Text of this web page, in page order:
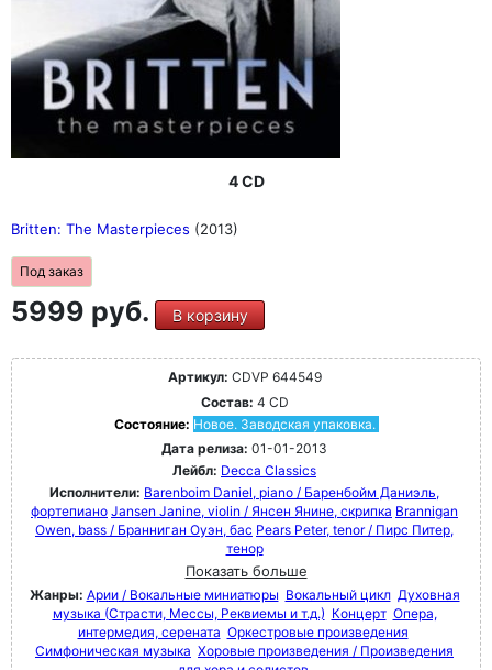
4 CD
Britten: The Masterpieces (2013)
Под заказ
5999 руб. В корзину
Артикул: CDVP 644549
Состав: 4 CD
Состояние: Новое. Заводская упаковка.
Дата релиза: 01-01-2013
Лейбл: Decca Classics
Исполнители: Barenboim Daniel, piano / Баренбойм Даниэль,
фортепиано Jansen Janine, violin / Янсен Янине, скрипка Brannigan
Owen, bass / Бранниган Оуэн, бас Pears Peter, tenor / Пирс Питер,
тенор
Показать больше
Жанры: Арии / Вокальные миниатюры Вокальный цикл Духовная
музыка (Страсти, Мессы, Реквиемы и т.д.) Концерт Опера,
интермедия, серената Оркестровые произведения
Симфоническая музыка Хоровые произведения / Произведения